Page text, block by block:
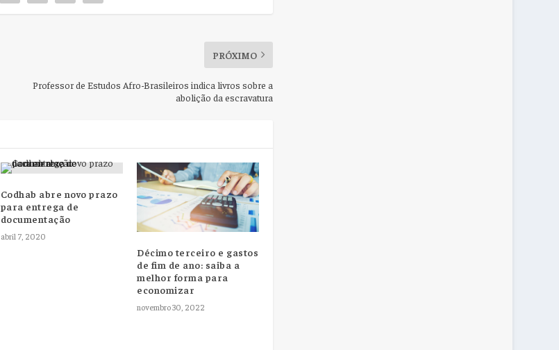
PRÓXIMO
Professor de Estudos Afro-Brasileiros indica livros sobre a
abolição da escravatura
Codhab abre novo prazo
para entrega de
documentação
abril 7, 2020
Décimo terceiro e gastos
de fim de ano: saiba a
melhor forma para
economizar
novembro 30, 2022